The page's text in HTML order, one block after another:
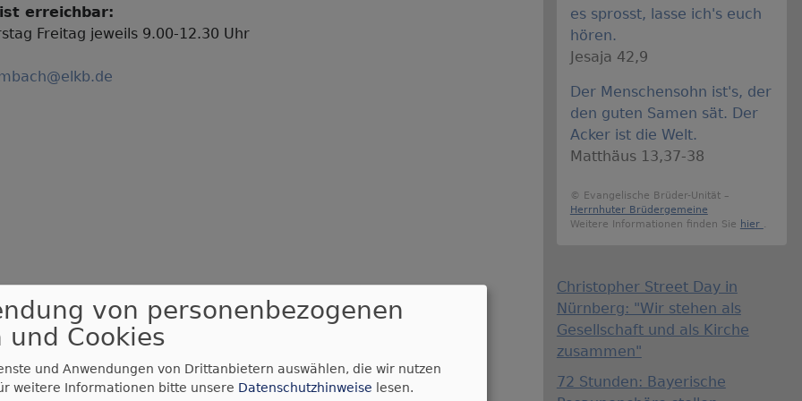
erreichbar:
Freitag jeweils 9.00-12.30 Uhr
es sprosst, lasse ich's euch
hören.
Jesaja 42,9
Der Menschensohn ist's, der
den guten Samen sät. Der
Acker ist die Welt.
Matthäus 13,37-38
© Evangelische Brüder-Unität –
Herrnhuter Brüdergemeine
Weitere Informationen finden Sie hier .
Christopher Street Day in
Nürnberg: "Wir stehen als
Gesellschaft und als Kirche
zusammen"
72 Stunden: Bayerische
von personenbezogenen
und Cookies
und Anwendungen von Drittanbietern auswählen, die wir nutzen
weitere Informationen bitte unsere Datenschutzhinweise lesen.